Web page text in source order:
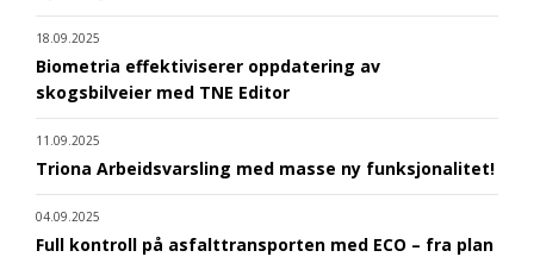
18.09.2025
Biometria effektiviserer oppdatering av
skogsbilveier med TNE Editor
11.09.2025
Triona Arbeidsvarsling med masse ny funksjonalitet!
04.09.2025
Full kontroll på asfalttransporten med ECO – fra plan